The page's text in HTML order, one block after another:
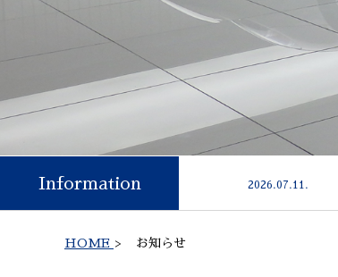
Information 2026.07.11.
HOME > お知らせ